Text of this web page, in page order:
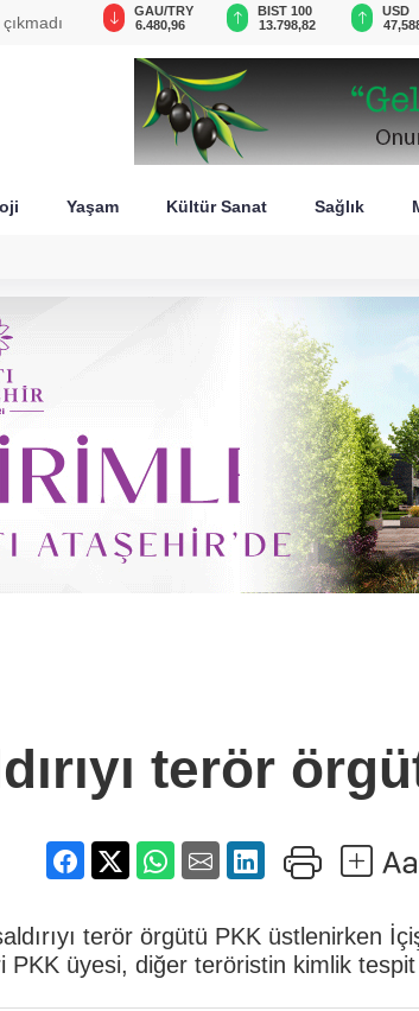
0,0018
GAU/TRY
6.480,96
BIST 100
13.798,82
USD
Yaşam Kültür Sanat Sağlık
terör
terör örgütü PKK üstlenirken
PKK üyesi, diğer teröristin kimlik tespit